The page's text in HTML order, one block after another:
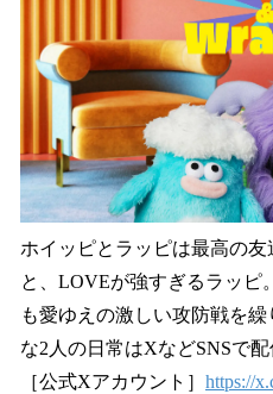
ホイッピとラッピは最高の
と、LOVEが強すぎるラッピ
も愛ゆえの激しい攻防戦を
な2人の日常はXなどSNSで配
［公式Xアカウント］ https://